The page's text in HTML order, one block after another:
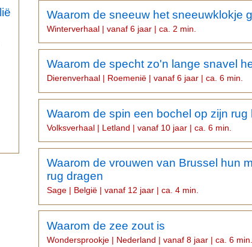
Waarom de sneeuw het sneeuwklokje
Winterverhaal | vanaf 6 jaar | ca. 2 min.
Waarom de specht zo'n lange snavel
Dierenverhaal | Roemenië | vanaf 6 jaar | ca. 6 min.
Waarom de spin een bochel op zijn rug
Volksverhaal | Letland | vanaf 10 jaar | ca. 6 min.
Waarom de vrouwen van Brussel hun
rug dragen
Sage | België | vanaf 12 jaar | ca. 4 min.
Waarom de zee zout is
Wondersprookje | Nederland | vanaf 8 jaar | ca. 6